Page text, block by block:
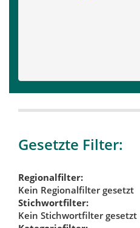
Gesetzte Filter:
Regionalfilter:
Kein Regionalfilter gesetzt
Stichwortfilter:
Kein Stichwortfilter gesetzt